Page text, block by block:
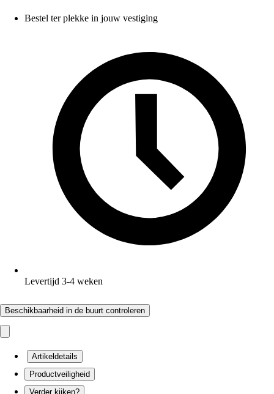
Bestel ter plekke in jouw vestiging
Levertijd 3-4 weken
Beschikbaarheid in de buurt controleren
Artikeldetails
Productveiligheid
Verder kijken?